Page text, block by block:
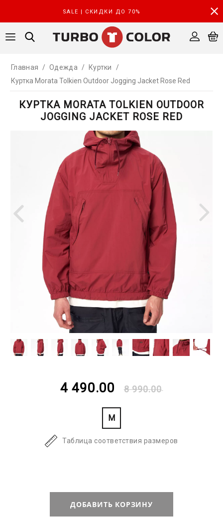
SALE | СКИДКИ ДО 70%
Главная / Одежда / Куртки
/
Куртка Morata Tolkien Outdoor Jogging Jacket Rose Red
КУРТКА MORATA TOLKIEN OUTDOOR
JOGGING JACKET ROSE RED
4 490.00 8 990.00
M
Таблица соответствия размеров
ДОБАВИТЬ КОРЗИНУ